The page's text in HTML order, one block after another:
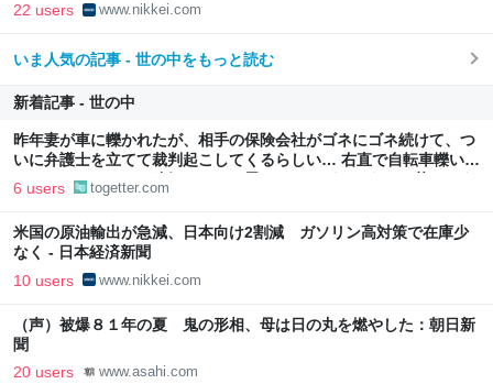
22 users www.nikkei.com
いま人気の記事 - 世の中をもっと読む
新着記事 - 世の中
昨年妻が車に轢かれたが、相手の保険会社がゴネにゴネ続けて、つ
いに弁護士を立てて裁判起こしてくるらしい… 右直で自転車轢いて
おいてなんでそんな強気なんだと思っていたが、どうやら荒れそう
6 users togetter.com
米国の原油輸出が急減、日本向け2割減 ガソリン高対策で在庫少
なく - 日本経済新聞
10 users www.nikkei.com
（声）被爆８１年の夏 鬼の形相、母は日の丸を燃やした：朝日新
聞
20 users www.asahi.com